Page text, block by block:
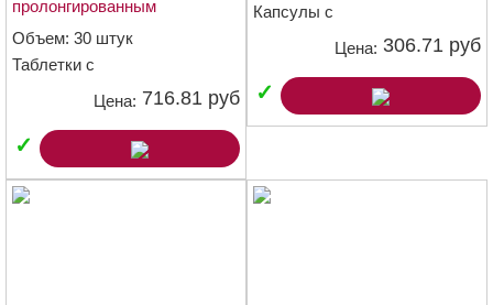
пролонгированным
плёночной оболочкой 0,4мг
№30
Объем: 30 штук
Таблетки с
высвобождением, покрытые
Цена: 716.81 руб
✓
Капсулы с
высвобождением 0,2 мг
Цена: 306.71 руб
✓